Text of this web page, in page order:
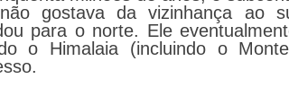
gostava da vizinhança ao
para o norte. Ele
o Himalaia (incluindo o